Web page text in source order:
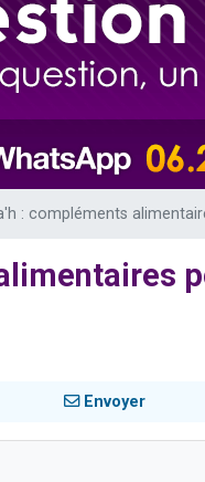
radio : Visions de
donner son Maasser
places pour étudier en
donner son Maasser
: compléments
Envoyer